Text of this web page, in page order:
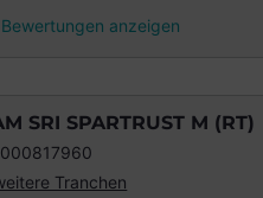
Bewertungen anzeigen
SRI SPARTRUST M (RT)
Tranchen